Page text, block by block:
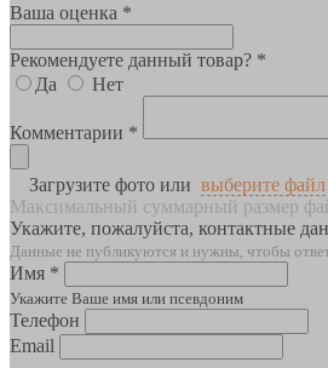
Ваша оценка *
Рекомендуете данный товар? *
Да
Нет
Комментарии *
Загрузите фото или выберите файл
Максимальный суммарный размер
Укажите, пожалуйста, контактные
Данные не публикуются и нужны, чтобы
Имя *
Укажите Ваше имя или псевдоним
Телефон
Email